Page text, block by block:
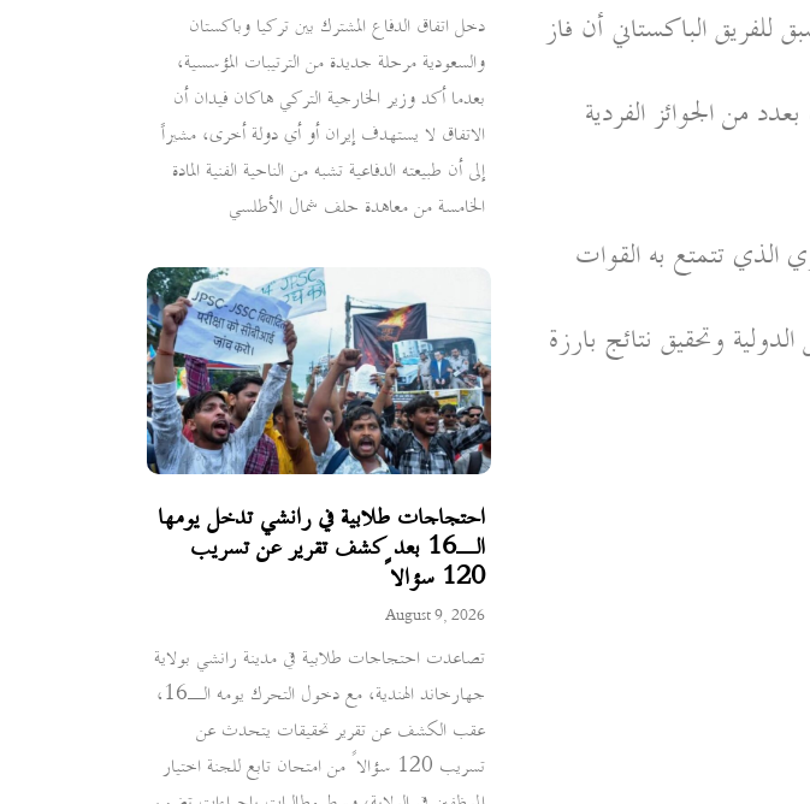
دخل اتفاق الدفاع المشترك بين تركيا وباكستان
والسعودية مرحلة جديدة من الترتيبات المؤسسية،
بعدما أكد وزير الخارجية التركي هاكان فيدان أن
الاتفاق لا يستهدف إيران أو أي دولة أخرى، مشيراً
إلى أن طبيعته الدفاعية تشبه من الناحية الفنية المادة
الخامسة من معاهدة حلف شمال الأطلسي
احتجاجات طلابية في رانشي تدخل يومها
الـ16 بعد كشف تقرير عن تسريب
120 سؤالاً
August 9, 2026
تصاعدت احتجاجات طلابية في مدينة رانشي بولاية
جهارخاند الهندية، مع دخول التحرك يومه الـ16،
عقب الكشف عن تقرير تحقيقات يتحدث عن
تسريب 120 سؤالاً من امتحان تابع للجنة اختيار
للفريق الباكستاني أن فاز
من الجوائز الفردية
تتمتع به القوات
وتحقيق نتائج بارزة